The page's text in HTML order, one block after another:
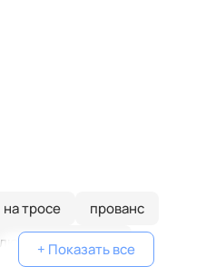
на тросе
прованс
люминесцентные
+ Показать все